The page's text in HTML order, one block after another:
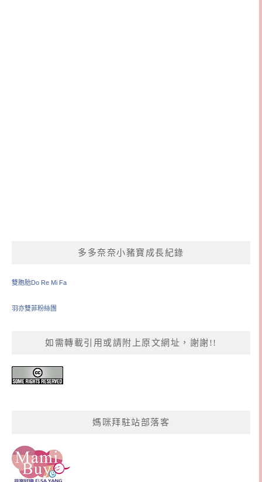
多多奈奈小豬寶成長紀錄
雙胞胎Do Re Mi Fa
羽亦雙菲粉絲團
如需轉載引用或請附上原文網址，謝謝!!
媽咪拜駐站部落客